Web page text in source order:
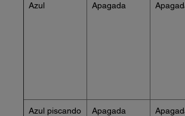
Azul Apagada
Azul piscando Apagada